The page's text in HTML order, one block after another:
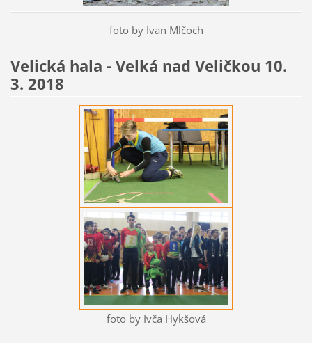
foto by Ivan Mlčoch
Velická hala - Velká nad Veličkou 10.
3. 2018
foto by Ivča Hykšová